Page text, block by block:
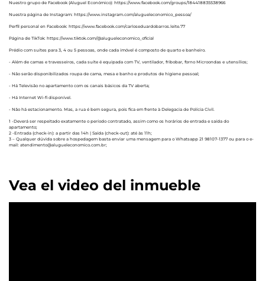
Nuestro grupo de Facebook (Aluguel Económico): https://www.facebook.com/groups/184418835538966
Nuestra página de Instagram: https://www.instagram.com/alugueleconomico_pessoa/
Perfil personal en Facebook: https://www.facebook.com/carloseduardobarros.leite.77
Página de TikTok: https://www.tiktok.com/@alugueleconomico_oficial
Prédio com suítes para 3, 4 ou 5 pessoas, onde cada imóvel é composto de quarto e banheiro.
- Além de camas e travesseiros, cada suíte é equipada com TV, ventilador, fribobar, forno Microondas e utensílios;
- Não serão disponibilizados roupa de cama, mesa e banho e produtos de higiene pessoal;
- Há Televisão no apartamento com os canais básicos da TV aberta;
- Há Internet Wi-fi disponível.
- Não há estacionamento. Mas, a rua é bem segura, pois fica em frente à Delegacia de Polícia Cívil.
1 -Deverá ser respeitado exatamente o período contratado, assim como os horários de entrada e saída do
apartamento;
2 -Entrada (check-in): a partir das 14h | Saída (check-out): até às 11h;
3 – Qualquer dúvida sobre a hospedagem basta enviar uma mensagem para o Whatsapp 21 98107-1377 ou para o e-
mail: atendimento@alugueleconomico.com.br;
Vea el video del inmueble